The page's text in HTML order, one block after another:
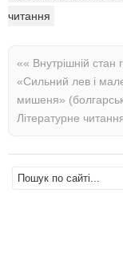
читання
«« Внутрішній стан
«Сильний лев і
мишеня»
Літературне